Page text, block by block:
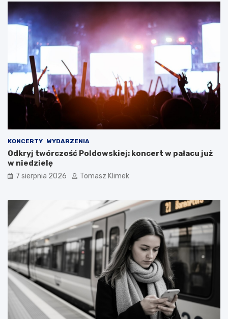
KONCERTY WYDARZENIA
Odkryj twórczość Poldowskiej: koncert w pałacu już
w niedzielę
7 sierpnia 2026 Tomasz Klimek